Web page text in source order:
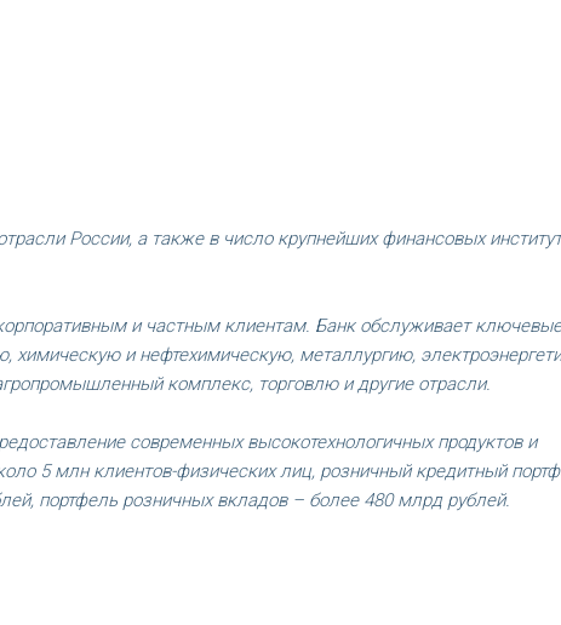
России, а также в число крупнейших финансовых
и частным клиентам. Банк обслуживает ключевые
химическую и нефтехимическую, металлургию,
комплекс, торговлю и другие отрасли.
современных высокотехнологичных продуктов и
5 млн клиентов-физических лиц, розничный кредитный
портфель розничных вкладов – более 480 млрд рублей.